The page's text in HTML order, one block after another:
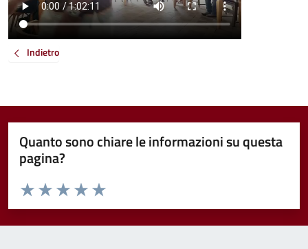
Indietro
Quanto sono chiare le informazioni su questa
pagina?
Valuta da 1 a 5 stelle la pagina
Valuta 5 stelle su 5
Valuta 4 stelle su 5
Valuta 3 stelle su 5
Valuta 2 stelle su 5
Valuta 1 stelle su 5